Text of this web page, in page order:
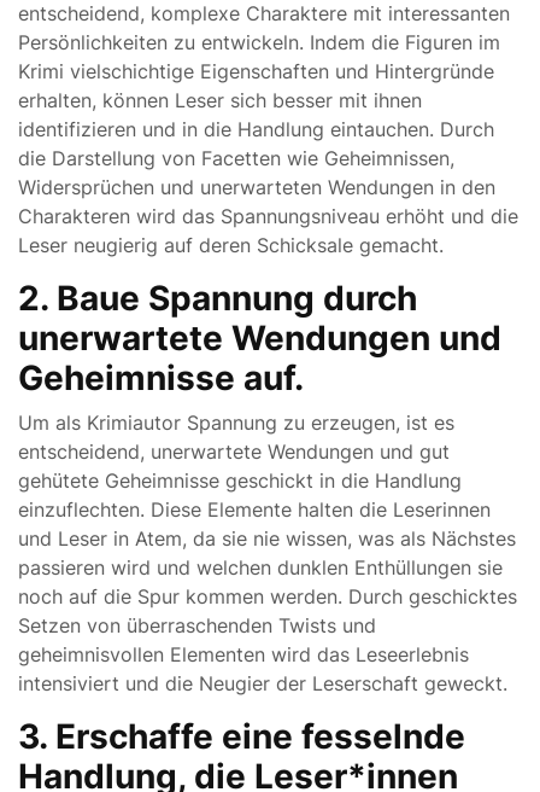
entscheidend, komplexe Charaktere mit interessanten
Persönlichkeiten zu entwickeln. Indem die Figuren im
Krimi vielschichtige Eigenschaften und Hintergründe
erhalten, können Leser sich besser mit ihnen
identifizieren und in die Handlung eintauchen. Durch
die Darstellung von Facetten wie Geheimnissen,
Widersprüchen und unerwarteten Wendungen in den
Charakteren wird das Spannungsniveau erhöht und die
Leser neugierig auf deren Schicksale gemacht.
2. Baue Spannung durch
unerwartete Wendungen und
Geheimnisse auf.
Um als Krimiautor Spannung zu erzeugen, ist es
entscheidend, unerwartete Wendungen und gut
gehütete Geheimnisse geschickt in die Handlung
einzuflechten. Diese Elemente halten die Leserinnen
und Leser in Atem, da sie nie wissen, was als Nächstes
passieren wird und welchen dunklen Enthüllungen sie
noch auf die Spur kommen werden. Durch geschicktes
Setzen von überraschenden Twists und
geheimnisvollen Elementen wird das Leseerlebnis
intensiviert und die Neugier der Leserschaft geweckt.
3. Erschaffe eine fesselnde
Handlung, die Leser*innen